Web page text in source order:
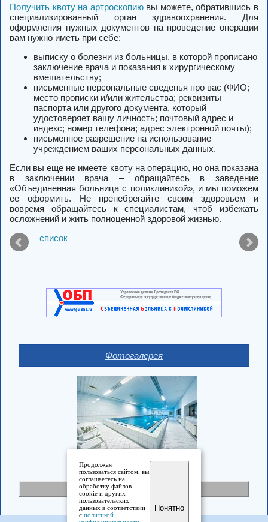
Получить квоту на артроскопию вы можете, обратившись в
специализированный орган здравоохранения. Для
оформления нужных документов на проведение операции
вам нужно иметь при себе:
выписку о болезни из больницы, в которой прописано
заключение врача и показания к хирургическому
вмешательству;
письменные персональные сведенья про вас (ФИО;
место прописки и/или жительства; реквизиты
паспорта или другого документа, который
удостоверяет вашу личность; почтовый адрес и
индекс; номер телефона; адрес электронной почты);
письменное разрешение на использование
учреждением ваших персональных данных.
Если вы еще не имеете квоту на операцию, но она показана
в заключении врача – обращайтесь в заведение
«Объединенная больница с поликлиникой», и мы поможем
ее оформить. Не пренебрегайте своим здоровьем и
вовремя обращайтесь к специалистам, чтоб избежать
осложнений и жить полноценной здоровой жизнью.
список
Фотогалерея
Полная версия
Продолжая
пользоваться сайтом, вы
соглашаетесь на
обработку файлов
cookie и других
пользовательских
данных в соответствии
с политикой
Понятно